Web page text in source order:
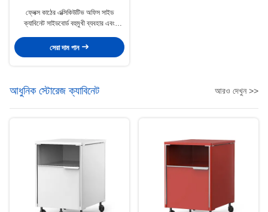
ফ্লেক্স কাঠের এক্সিকিউটিভ অফিস সাইড
ক্যাবিনেট সাইডবোর্ড বহুমুখী ব্যবহার এবং
সেরা দাম পান
আধুনিক স্টোরেজ ক্যাবিনেট আরও দেখুন >>